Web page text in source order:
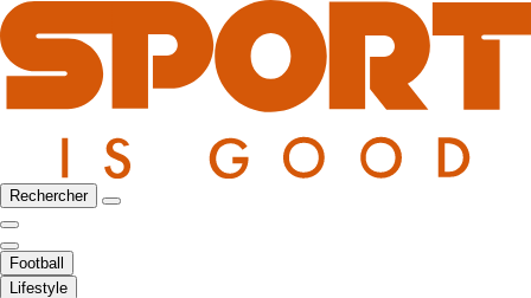
Rechercher
Football
Lifestyle